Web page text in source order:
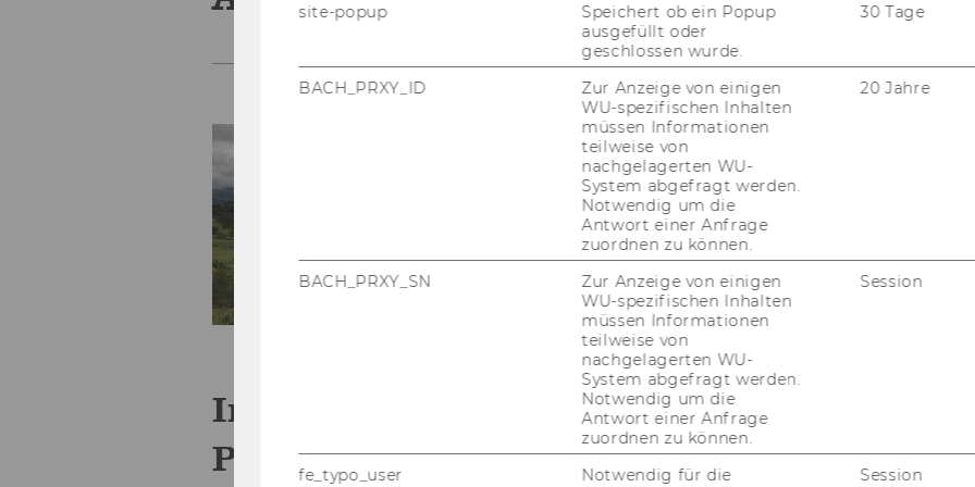
Im­pact Eva­lua­ti­on Sky­bird WASH
Pro­gram­me
site-popup
Speichert ob ein Popup
ausgefüllt oder
geschlossen wurde.
30 Tage
BACH_PRXY_ID
Zur Anzeige von einigen
WU-spezifischen Inhalten
müssen Informationen
teilweise von
nachgelagerten WU-
System abgefragt werden.
Notwendig um die
Antwort einer Anfrage
zuordnen zu können.
20 Jahre
BACH_PRXY_SN
Zur Anzeige von einigen
WU-spezifischen Inhalten
müssen Informationen
teilweise von
nachgelagerten WU-
System abgefragt werden.
Notwendig um die
Antwort einer Anfrage
zuordnen zu können.
Session
fe_typo_user
Notwendig für die
Session